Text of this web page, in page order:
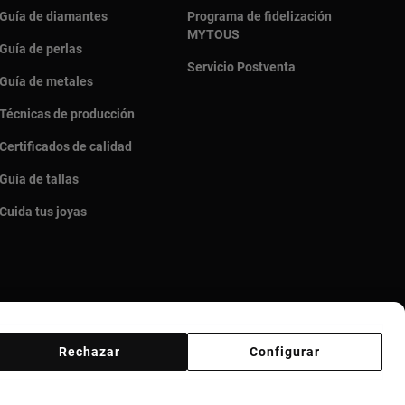
Guía de diamantes
Guía de perlas
Guía de metales
Técnicas de producción
Certificados de calidad
Guía de tallas
Cuida tus joyas
Programa de fidelización
MYTOUS
Servicio Postventa
Configurar
Rechazar